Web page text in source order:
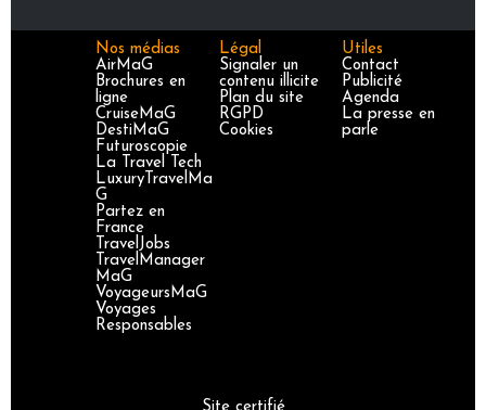
Nos médias
AirMaG
Brochures en
ligne
CruiseMaG
DestiMaG
Futuroscopie
La Travel Tech
LuxuryTravelMa
G
Partez en
France
TravelJobs
TravelManager
MaG
VoyageursMaG
Voyages
Responsables
Légal
Signaler un
contenu illicite
Plan du site
RGPD
Cookies
Utiles
Contact
Publicité
Agenda
La presse en
parle